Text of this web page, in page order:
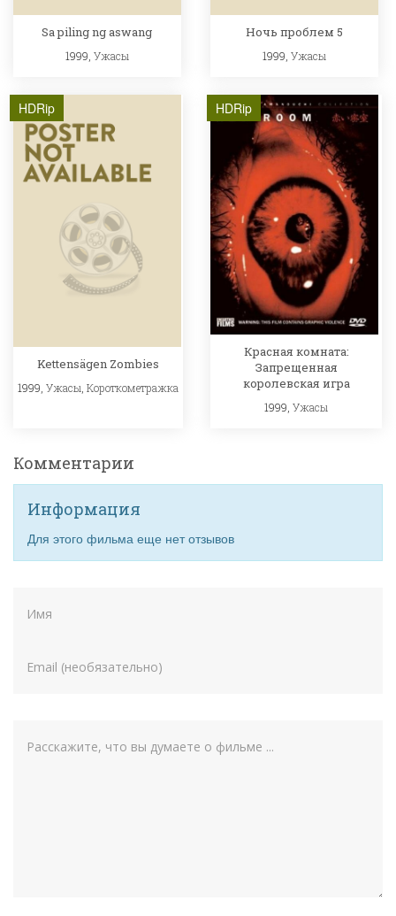
Sa piling ng aswang
1999, Ужасы
Ночь проблем 5
1999,Ужасы
HDRip
Kettensägen Zombies
1999, Ужасы Короткометражка
HDRip
Красная комната:
Запрещенная
королевская игра
1999,Ужасы
Комментарии
Информация
Для этого фильма еще нет отзывов